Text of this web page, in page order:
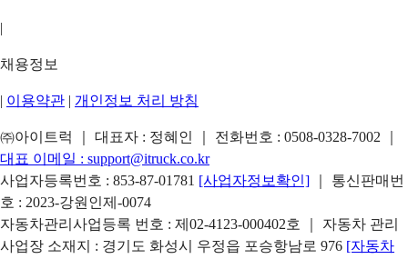
|
채용정보
| 이용약관 | 개인정보 처리 방침
㈜아이트럭 ｜ 대표자 : 정혜인 ｜ 전화번호 : 0508-0328-7002
대표 이메일 : support@itruck.co.kr
사업자등록번호 : 853-87-01781 [사업자정보확인]
｜ 통신판매번
호 : 2023-강원인제-0074
자동차관리사업등록 번호 : 제02-4123-000402호 ｜ 자동차 관리
사업장 소재지 : 경기도 화성시 우정읍 포승항남로 976 [자동차